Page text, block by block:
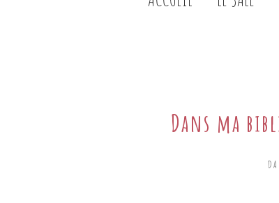
Dans ma